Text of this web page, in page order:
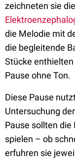
zeichneten sie
die Melodie mit
die begleitende
Stücke
Pause ohne Ton.
Diese Pause
Untersuchung
Pause sollten
spielen – ob
erfuhren sie